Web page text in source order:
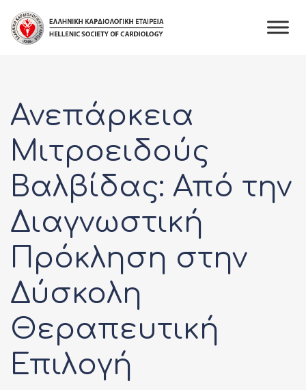
content
Ανεπάρκεια
Μιτροειδούς
Βαλβίδας: Από την
Διαγνωστική
Πρόκληση στην
Δύσκολη
Θεραπευτική
Επιλογή